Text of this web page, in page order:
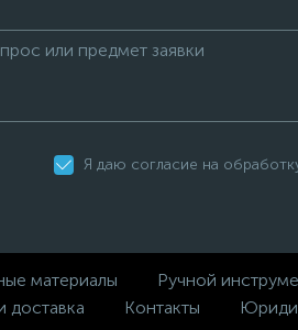
Я даю согласие на
материалы Ручной
доставка Контакты